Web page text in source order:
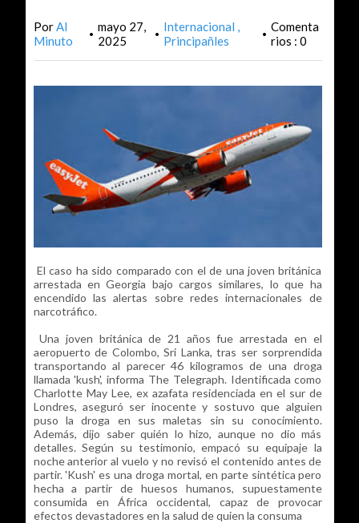
PorAl
Minuto
• mayo 27,
2025
• Internacional
Principañles
• Comenta
rios : 0
El caso ha sido comparado con el de una joven británica
arrestada en Georgia bajo cargos similares, lo que ha
encendido las alertas sobre redes internacionales de
narcotráfico.
Una joven británica de 21 años fue arrestada en el
aeropuerto de Colombo, Sri Lanka, tras ser sorprendida
transportando al parecer 46 kilogramos de una droga
llamada 'kush', informa The Telegraph. Identificada como
Charlotte May Lee, ex azafata residenciada en el sur de
Londres, aseguró ser inocente y sostuvo que alguien
puso la droga en sus maletas sin su conocimiento.
Además, dijo saber quién lo hizo, aunque no dio más
detalles. Según su testimonio, empacó su equipaje la
noche anterior al vuelo y no revisó el contenido antes de
partir. 'Kush' es una droga mortal, en parte sintética pero
hecha a partir de huesos humanos, supuestamente
consumida en África occidental, capaz de provocar
efectos devastadores en la salud de quien la consuma